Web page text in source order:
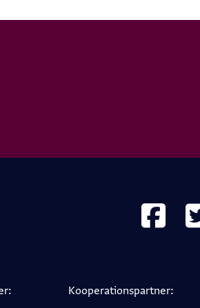
Kooperations­partner: